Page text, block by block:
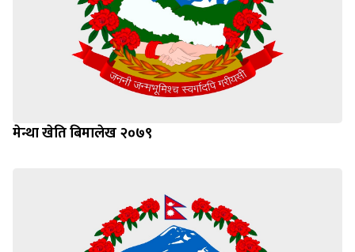
मेन्था खेति बिमालेख २०७९